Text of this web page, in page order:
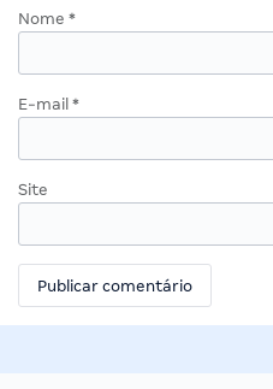
Nome *
E-mail *
Site